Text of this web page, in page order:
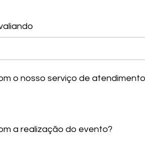
o nosso serviço de
a realização do evento?